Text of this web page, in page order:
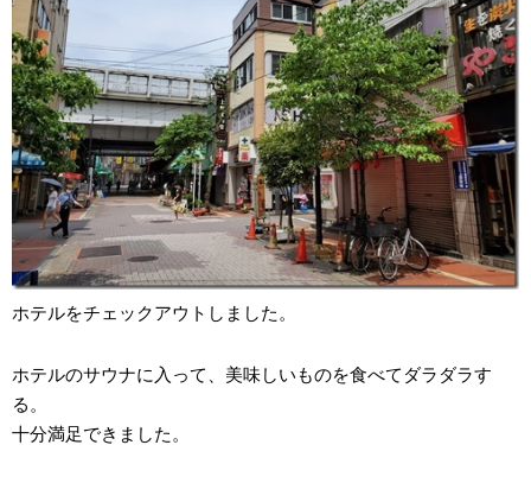
ホテルをチェックアウトしました。
ホテルのサウナに入って、美味しいものを食べてダラダラす
る。
十分満足できました。